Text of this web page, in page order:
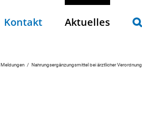
Kontakt Aktuelles
Meldungen Nahrungsergänzungsmittel bei ärztlicher Verordnung